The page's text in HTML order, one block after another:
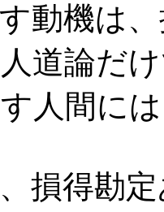
動機は
道論だ
人間に
損得勘